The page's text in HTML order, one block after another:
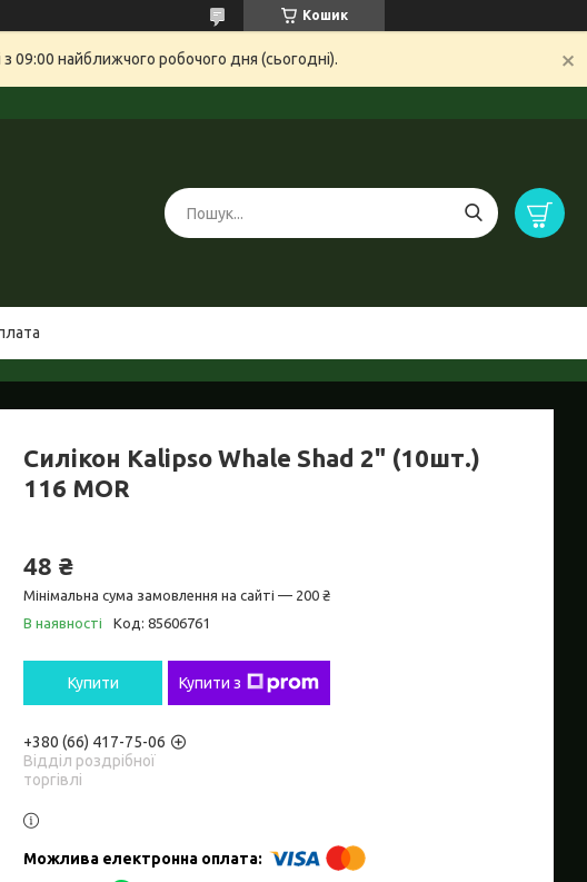
Кошик
09:00 найближчого робочого дня (сьогодні).
Силікон Kalipso Whale Shad 2" (10шт.)
116 MOR
48 ₴
Мінімальна сума замовлення на сайті — 200 ₴
В наявності
Код: 85606761
Купити Купити з
+380 (66) 417-75-06
Відділ роздрібної
торгівлі